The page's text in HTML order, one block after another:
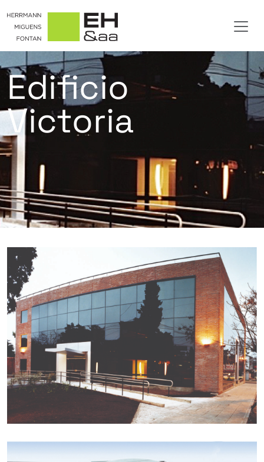
Edificio
Victoria